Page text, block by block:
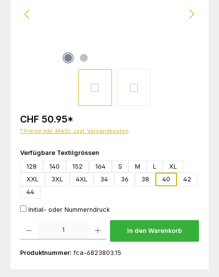
CHF 50.95*
* Preise inkl. MwSt. zzgl. Versandkosten
Verfügbare Textilgrössen
128
140 152 164 S M L
XL
XXL
3XL 4XL 34 36 38 40
42
44
Initial- oder Nummerndruck
In den Warenkorb
Produktnummer: fca-6823803.15